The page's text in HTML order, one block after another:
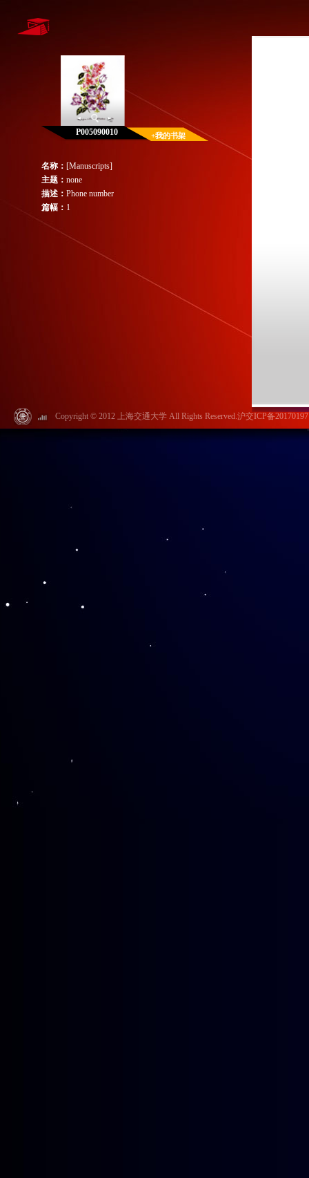
P005090010 +我的书架
名称： [Manuscripts]
主题： none
描述： Phone number
篇幅： 1
Copyright © 2012 上海交通大学 All Rights Reserved.沪交ICP备20170197